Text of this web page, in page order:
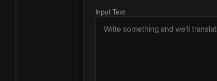
Input Text